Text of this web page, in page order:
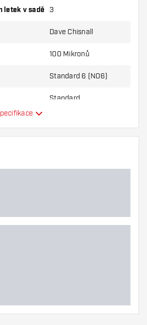
tvar, materiál nebo tloušťku
letek v sadě 3
Dave Chisnall
100 Mikronů
Standard 6 (NO6)
Standard